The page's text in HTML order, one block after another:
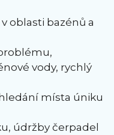
oblasti bazénů a
vody, rychlý
místa úniku
údržby čerpadel